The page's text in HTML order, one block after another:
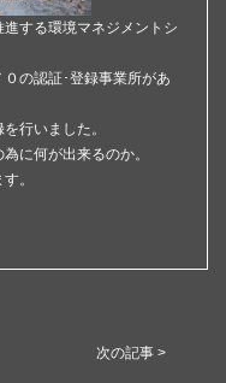
する環境マネジメントシ
の認証･登録事業所があ
行いました。
に何が出来るのか。
。
次の記事 >